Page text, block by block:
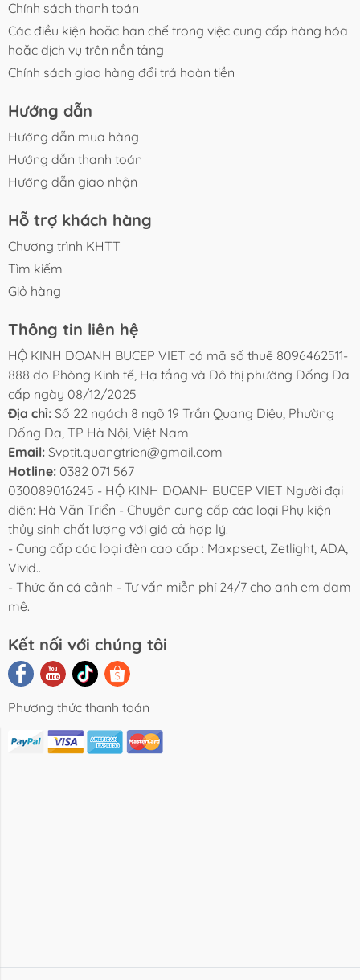
Viết Chia
Video Review
Chính sách thanh toán
Các điều kiện hoặc hạn chế trong việc cung cấp hàng hóa
hoặc dịch vụ trên nền tảng
Chính sách giao hàng đổi trả hoàn tiền
Hướng dẫn
Hướng dẫn mua hàng
Hướng dẫn thanh toán
Hướng dẫn giao nhận
Hỗ trợ khách hàng
Chương trình KHTT
Tìm kiếm
Giỏ hàng
Thông tin liên hệ
HỘ KINH DOANH BUCEP VIET có mã số thuế 8096462511-
888 do Phòng Kinh tế, Hạ tầng và Đô thị phường Đống Đa
cấp ngày 08/12/2025
Địa chỉ: Số 22 ngách 8 ngõ 19 Trần Quang Diệu, Phường
Đống Đa, TP Hà Nội, Việt Nam
Email: Svptit.quangtrien@gmail.com
Hotline: 0382 071 567
030089016245 - HỘ KINH DOANH BUCEP VIET Người đại
diện: Hà Văn Triển - Chuyên cung cấp các loại Phụ kiện
thủy sinh chất lượng với giá cả hợp lý.
- Cung cấp các loại đèn cao cấp : Maxpsect, Zetlight, ADA,
Vivid..
- Thức ăn cá cảnh - Tư vấn miễn phí 24/7 cho anh em đam
mê.
Kết nối với chúng tôi
Phương thức thanh toán